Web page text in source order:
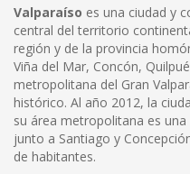
Valparaíso es una ciudad y
central del territorio
región y de la provincia
Viña del Mar, Concón,
metropolitana del Gran
histórico. Al año 2012, la
su área metropolitana es
junto a Santiago y
de habitantes.